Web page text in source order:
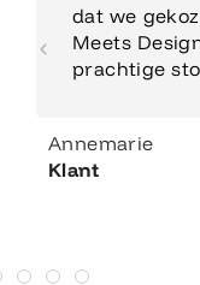
dat we
Meets
prachtige
Annemarie
Klant